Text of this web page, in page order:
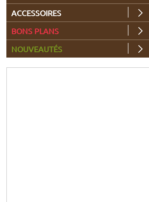
ACCESSOIRES
BONS PLANS
NOUVEAUTÉS